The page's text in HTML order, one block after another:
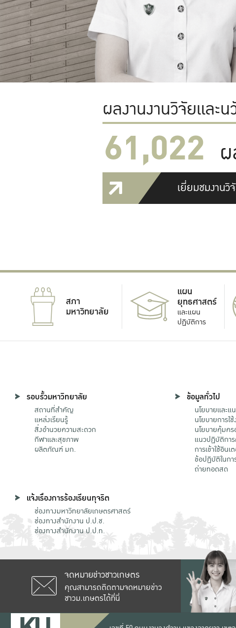
ผลงานงานวิจัยและ
61,022
เยี่ยมชมงาน
สภา
มหาวิทยาลัย
แผน
ยุทธศาสตร์
และแผน
ปฏิบัติการ
รอบรั้วมหาวิทยาลัย
สถานที่สำคัญ
แหล่งเรียนรู้
สิ่งอำนวยความสะดวก
กีฬาและสุขภาพ
ผลิตภัณฑ์ มก.
ข้อมูลทั่วไป
นโยบายและ
นโยบายการใ
นโยบายคุ้มค
แนวปฏิบัติกา
การเข้าใช้อินเ
ข้อปฏิบัติในก
ถ่ายทอดสด
แจ้งเรื่องการร้องเรียนทุจริต
ช่องทางมหาวิทยาลัยเกษตรศาสตร์
ช่องทางสำนักงาน ป.ป.ช.
ช่องทางสำนักงาน ป.ป.ท.
จดหมายข่าวชาวเกษตร
คุณสามารถติดตามจดหมายข่าว
ชาวม.เกษตรได้ที่นี่